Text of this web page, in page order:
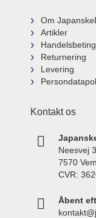
Om
Artikler
Returnering
Levering
Kontakt os
Neesvej
7570
CVR:
Åbent